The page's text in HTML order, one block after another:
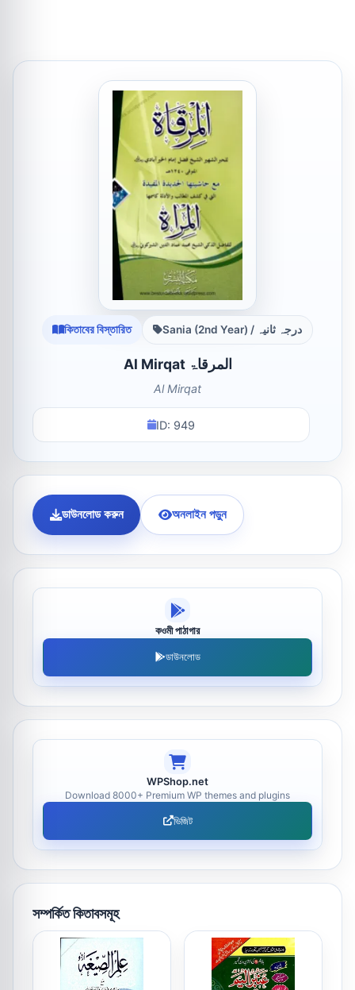
কিতাবের বিস্তারিত Sania (2nd Year) / درجہ ثانیہ
Al Mirqat المرقاۃ
Al Mirqat
ID: 949
ডাউনলোড করুন অনলাইন পড়ুন
কওমী পাঠাগার
ডাউনলোড
WPShop.net
Download 8000+ Premium WP themes and plugins
ভিজিট
সম্পর্কিত কিতাবসমূহ